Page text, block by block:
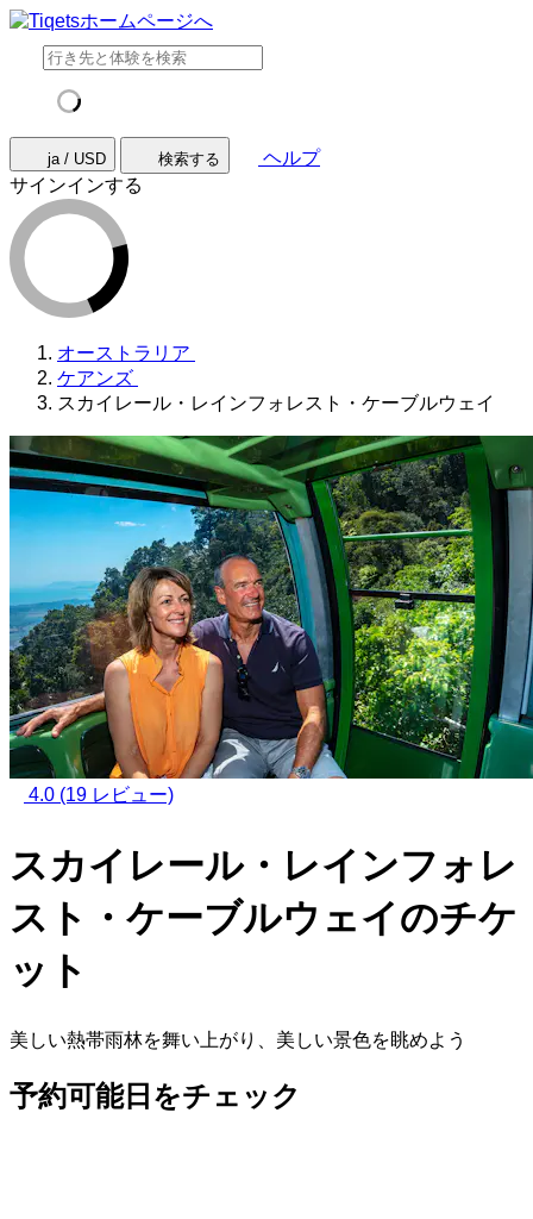
ja / USD 検索する
ヘルプ
サインインする
オーストラリア
ケアンズ
スカイレール・レインフォレスト・ケーブルウェイ
4.0 (19 レビュー)
スカイレール・レインフォレ
スト・ケーブルウェイのチケ
ット
美しい熱帯雨林を舞い上がり、美しい景色を眺めよう
予約可能日をチェック